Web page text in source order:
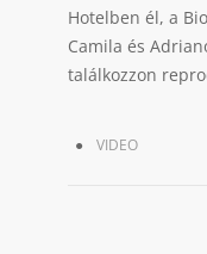
Hotelben él, a
Camila és
találkozzon
VIDEO